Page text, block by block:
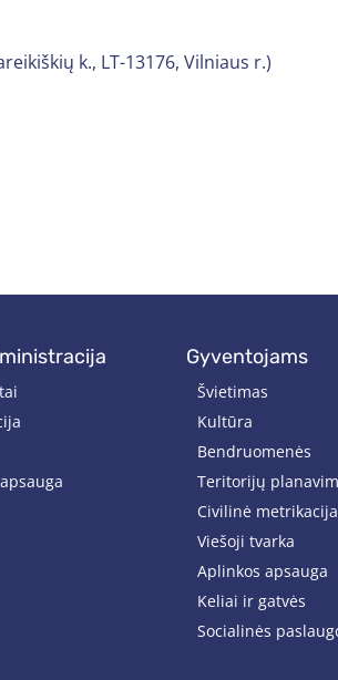
k., LT-13176, Vilniaus r.)
gyventojams
Švietimas
Kultūra
Bendruomenės
Teritorijų
Civilinė metrikacija
Viešoji tvarka
Aplinkos apsauga
Keliai ir gatvės
Socialinės